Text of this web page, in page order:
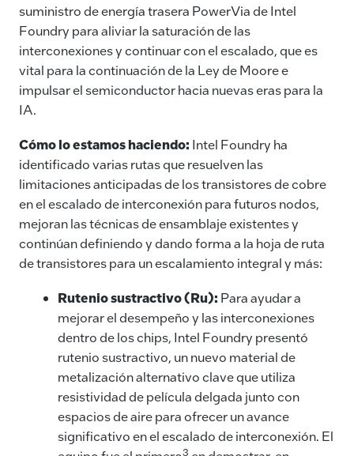
suministro de energía trasera PowerVia de Intel
Foundry para aliviar la saturación de las
interconexiones y continuar con el escalado, que es
vital para la continuación de la Ley de Moore e
impulsar el semiconductor hacia nuevas eras para la
IA.
Cómo lo estamos haciendo: Intel Foundry ha
identificado varias rutas que resuelven las
limitaciones anticipadas de los transistores de cobre
en el escalado de interconexión para futuros nodos,
mejoran las técnicas de ensamblaje existentes y
continúan definiendo y dando forma a la hoja de ruta
de transistores para un escalamiento integral y más:
Rutenio sustractivo (Ru): Para ayudar a
mejorar el desempeño y las interconexiones
dentro de los chips, Intel Foundry presentó
rutenio sustractivo, un nuevo material de
metalización alternativo clave que utiliza
resistividad de película delgada junto con
espacios de aire para ofrecer un avance
significativo en el escalado de interconexión. El
3